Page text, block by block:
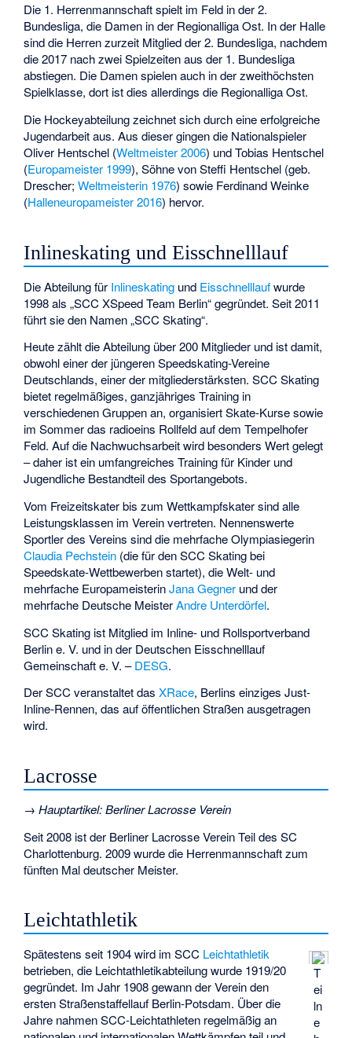
Die 1. Herrenmannschaft spielt im Feld in der 2.
Bundesliga, die Damen in der Regionalliga Ost. In der Halle
sind die Herren zurzeit Mitglied der 2. Bundesliga, nachdem
die 2017 nach zwei Spielzeiten aus der 1. Bundesliga
abstiegen. Die Damen spielen auch in der zweithöchsten
Spielklasse, dort ist dies allerdings die Regionalliga Ost.
Die Hockeyabteilung zeichnet sich durch eine erfolgreiche
Jugendarbeit aus. Aus dieser gingen die Nationalspieler
Oliver Hentschel (Weltmeister 2006) und Tobias Hentschel
(Europameister 1999), Söhne vonSteffi Hentschel (geb.
Drescher;Weltmeisterin 1976) sowie Ferdinand Weinke
(Halleneuropameister 2016) hervor.
Inlineskating und Eisschnelllauf
Die Abteilung für Inlineskating und Eisschnelllaufwurde
1998 als „SCC XSpeed Team Berlin“ gegründet. Seit 2011
führt sie den Namen „SCC Skating“.
Heute zählt die Abteilung über 200 Mitglieder und ist damit,
obwohl einer der jüngeren Speedskating-Vereine
Deutschlands, einer der mitgliederstärksten. SCC Skating
bietet regelmäßiges, ganzjähriges Training in
verschiedenen Gruppen an, organisiert Skate-Kurse sowie
im Sommer das radioeins Rollfeld auf dem Tempelhofer
Feld. Auf die Nachwuchsarbeit wird besonders Wert gelegt
– daher ist ein umfangreiches Training für Kinder und
Jugendliche Bestandteil des Sportangebots.
Vom Freizeitskater bis zum Wettkampfskater sind alle
Leistungsklassen im Verein vertreten. Nennenswerte
Sportler des Vereins sind die mehrfache Olympiasiegerin
Claudia Pechstein (die für den SCC Skating bei
Speedskate-Wettbewerben startet), die Welt- und
mehrfache EuropameisterinJana Gegner und der
mehrfache Deutsche MeisterAndre Unterdörfel.
SCC Skating ist Mitglied im Inline- und Rollsportverband
Berlin e. V. und in der Deutschen Eisschnelllauf
Gemeinschaft e. V. –DESG.
Der SCC veranstaltet dasXRace, Berlins einziges Just-
Inline-Rennen, das auf öffentlichen Straßen ausgetragen
wird.
Lacrosse
→Hauptartikel:Berliner Lacrosse Verein
Seit 2008 ist der Berliner Lacrosse Verein Teil des SC
Charlottenburg. 2009 wurde die Herrenmannschaft zum
fünften Mal deutscher Meister.
Leichtathletik
T
ei
ln
e
Spätestens seit 1904 wird im SCC Leichtathletik
betrieben, die Leichtathletikabteilung wurde 1919/20
gegründet. Im Jahr 1908 gewann der Verein den
ersten Straßenstaffellauf Berlin-Potsdam. Über die
Jahre nahmen SCC-Leichtathleten regelmäßig an